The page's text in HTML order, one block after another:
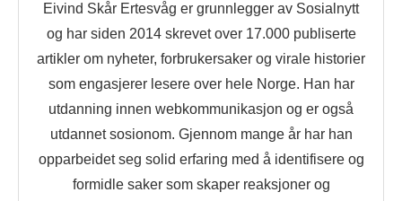
Eivind Skår Ertesvåg er grunnlegger av Sosialnytt
og har siden 2014 skrevet over 17.000 publiserte
artikler om nyheter, forbrukersaker og virale historier
som engasjerer lesere over hele Norge. Han har
utdanning innen webkommunikasjon og er også
utdannet sosionom. Gjennom mange år har han
opparbeidet seg solid erfaring med å identifisere og
formidle saker som skaper reaksjoner og